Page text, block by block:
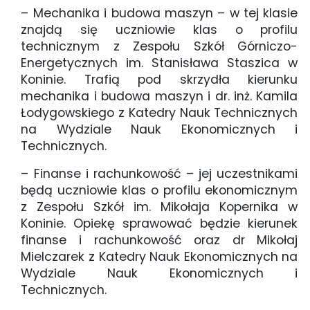
– Mechanika i budowa maszyn – w tej klasie
znajdą się uczniowie klas o profilu
technicznym z Zespołu Szkół Górniczo-
Energetycznych im. Stanisława Staszica w
Koninie. Trafią pod skrzydła kierunku
mechanika i budowa maszyn i dr. inż. Kamila
Łodygowskiego z Katedry Nauk Technicznych
na Wydziale Nauk Ekonomicznych i
Technicznych.
– Finanse i rachunkowość – jej uczestnikami
będą uczniowie klas o profilu ekonomicznym
z Zespołu Szkół im. Mikołaja Kopernika w
Koninie. Opiekę sprawować będzie kierunek
finanse i rachunkowość oraz dr Mikołaj
Mielczarek z Katedry Nauk Ekonomicznych na
Wydziale Nauk Ekonomicznych i
Technicznych.